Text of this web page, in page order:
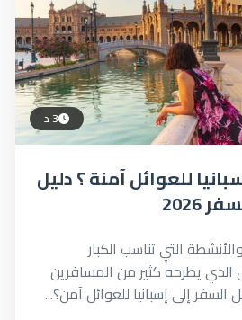
3 د
للعوائل آمنة ؟ دليل
2026
التي تناسب الكبار
الذي يطرحه كثير من المسافرين
إلى إسبانيا للعوائل آمن؟...